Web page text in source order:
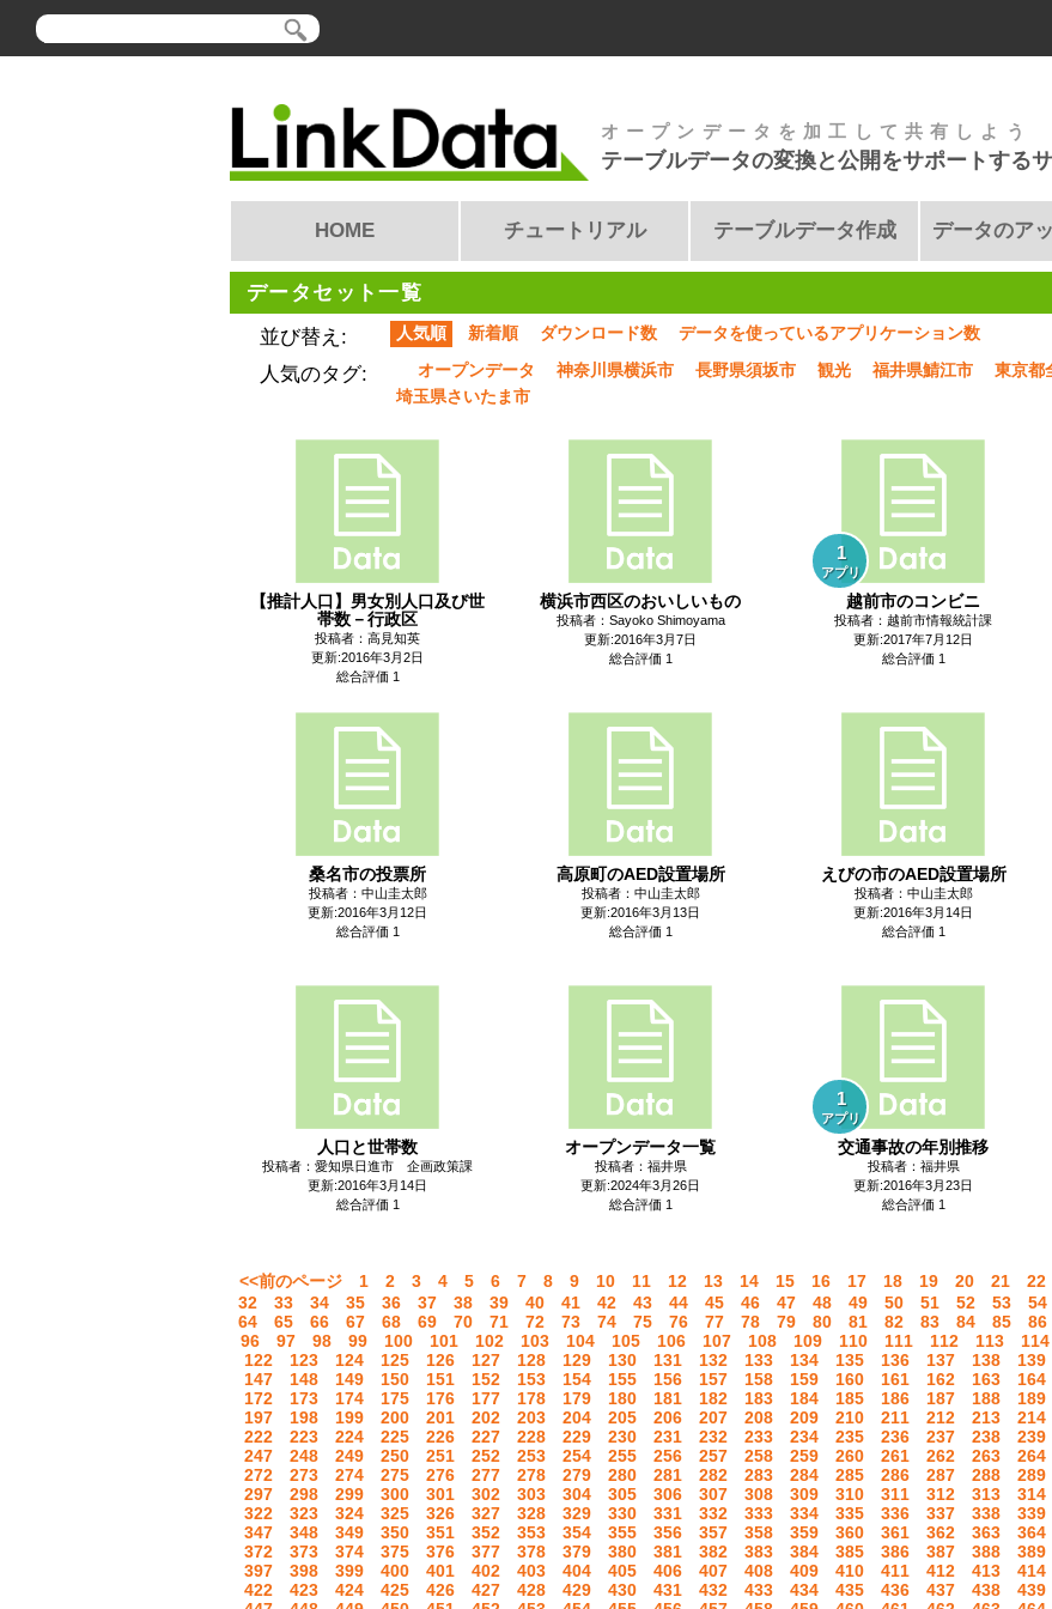
オープンデータを加工して共有しよう
テーブルデータの変換と公開をサポートする
HOME チュートリアル テーブルデータ作成 データのア
データセット一覧
並び替え: 人気順 新着順 ダウンロード数 データを使っているアプリケーション数
人気のタグ: オープンデータ 神奈川県横浜市 長野県須坂市 観光 福井県鯖江市 東京都
埼玉県さいたま市
【推計人口】男女別人口及び世
帯数－行政区
投稿者：高見知英
更新:2016年3月2日
総合評価 1
横浜市西区のおいしいもの
投稿者：Sayoko Shimoyama
更新:2016年3月7日
総合評価 1
1
アプリ
越前市のコンビニ
投稿者：越前市情報統計課
更新:2017年7月12日
総合評価 1
桑名市の投票所
投稿者：中山圭太郎
更新:2016年3月12日
総合評価 1
高原町のAED設置場所
投稿者：中山圭太郎
更新:2016年3月13日
総合評価 1
えびの市のAED設置場所
投稿者：中山圭太郎
更新:2016年3月14日
総合評価 1
人口と世帯数
投稿者：愛知県日進市 企画政策課
更新:2016年3月14日
総合評価 1
オープンデータ一覧
投稿者：福井県
更新:2024年3月26日
総合評価 1
1
アプリ
交通事故の年別推移
投稿者：福井県
更新:2016年3月23日
総合評価 1
<<前のページ 1 2 3 4 5 6 7 8 9 10 11 12 13 14 15 16 17 18 19 20 21 22
32
33 34 35 36 37 38 39 40 41 42 43 44 45 46 47 48 49 50 51 52 53 54
64
65 66 67 68 69 70 71 72 73 74 75 76 77 78 79 80 81 82 83 84 85 86
96
97 98 99 100 101 102 103 104 105 106 107 108 109 110 111 112 113 114
122
123 124 125 126 127 128 129 130 131 132 133 134 135 136 137 138 139
147
148 149 150 151 152 153 154 155 156 157 158 159 160 161 162 163 164
172
173 174 175 176 177 178 179 180 181 182 183 184 185 186 187 188 189
197
198 199 200 201 202 203 204 205 206 207 208 209 210 211 212 213 214
222
223 224 225 226 227 228 229 230 231 232 233 234 235 236 237 238 239
247
248 249 250 251 252 253 254 255 256 257 258 259 260 261 262 263 264
272
273 274 275 276 277 278 279 280 281 282 283 284 285 286 287 288 289
297
298 299 300 301 302 303 304 305 306 307 308 309 310 311 312 313 314
322
323 324 325 326 327 328 329 330 331 332 333 334 335 336 337 338 339
347
348 349 350 351 352 353 354 355 356 357 358 359 360 361 362 363 364
372
373 374 375 376 377 378 379 380 381 382 383 384 385 386 387 388 389
397
398 399 400 401 402 403 404 405 406 407 408 409 410 411 412 413 414
422
423 424 425 426 427 428 429 430 431 432 433 434 435 436 437 438 439